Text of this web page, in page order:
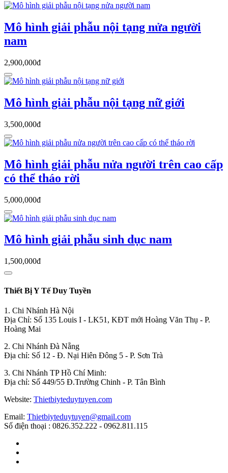
Mô hình giải phẫu nội tạng nửa người
nam
2,900,000đ
Mô hình giải phẫu nội tạng nữ giới
3,500,000đ
Mô hình giải phẫu nửa người trên cao cấp
có thể tháo rời
5,000,000đ
Mô hình giải phẫu sinh dục nam
1,500,000đ
Thiết Bị Y Tế Duy Tuyền
1. Chi Nhánh Hà Nội
Địa Chỉ: Số 135 Louis I - LK51, KĐT mới Hoàng Văn Thụ - P.
Hoàng Mai
2. Chi Nhánh Đà Nẵng
Địa chỉ: Số 12 - Đ. Nại Hiên Đông 5 - P. Sơn Trà
3. Chi Nhánh TP Hồ Chí Minh:
Địa chỉ: Số 449/55 Đ.Trường Chinh - P. Tân Bình
Website: Thietbiyteduytuyen.com
Email: Thietbiyteduytuyen@gmail.com
Số điện thoại : 0826.352.222 - 0962.811.115